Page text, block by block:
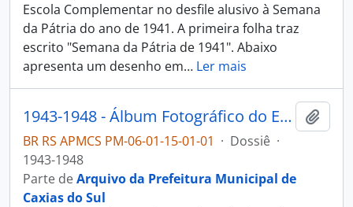
Escola Complementar no desfile alusivo à Semana
da Pátria do ano de 1941. A primeira folha traz
escrito "Semana da Pátria de 1941". Abaixo
apresenta um desenho em… Ler mais
1943-1948 - Álbum Fotográfico do Ensino Municipal de Caxias do Sul
BR RS APMCS PM-06-01-15-01-01 · Dossiê ·
1943-1948
Parte deArquivo da Prefeitura Municipal de
Caxias do Sul